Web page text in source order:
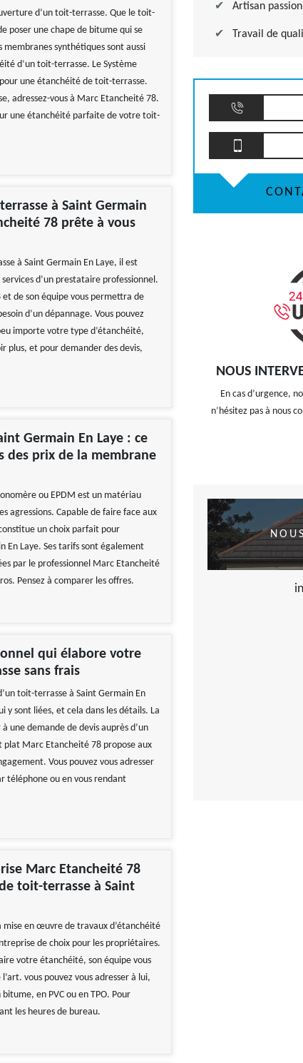
d’un toit-terrasse. Que le toit-
poser une chape de bitume qui se
synthétiques sont aussi
d’un toit-terrasse. Le Système
une étanchéité de toit-terrasse.
adressez-vous à Marc Etancheité 78.
une étanchéité parfaite de votre toit-
à Saint Germain
78 prête à vous
à Saint Germain En Laye, il est
d’un prestataire professionnel.
et de son équipe vous permettra de
d’un dépannage. Vous pouvez
importe votre type d’étanchéité,
plus, et pour demander des devis,
Germain En Laye : ce
des prix de la membrane
ou EPDM est un matériau
agressions. Capable de faire face aux
un choix parfait pour
En Laye. Ses tarifs sont également
par le professionnel Marc Etancheité
Pensez à comparer les offres.
qui élabore votre
sans frais
toit-terrasse à Saint Germain En
y sont liées, et cela dans les détails. La
une demande de devis auprès d’un
Marc Etancheité 78 propose aux
Vous pouvez vous adresser
téléphone ou en vous rendant
Marc Etancheité 78
toit-terrasse à Saint
mise en œuvre de travaux d’étanchéité
de choix pour les propriétaires.
votre étanchéité, son équipe vous
vous pouvez vous adresser à lui,
en PVC ou en TPO. Pour
les heures de bureau.
Artisan
Travail de
NOUS
En cas d’urgence,
n’hésitez pas à nous